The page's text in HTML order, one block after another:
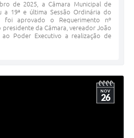
de 2025, a Câmara Municipal de
a 19ª e última Sessão Ordinária do
foi aprovado o Requerimento nº
presidente da Câmara, vereador João
Poder Executivo a realização de
NOV
26